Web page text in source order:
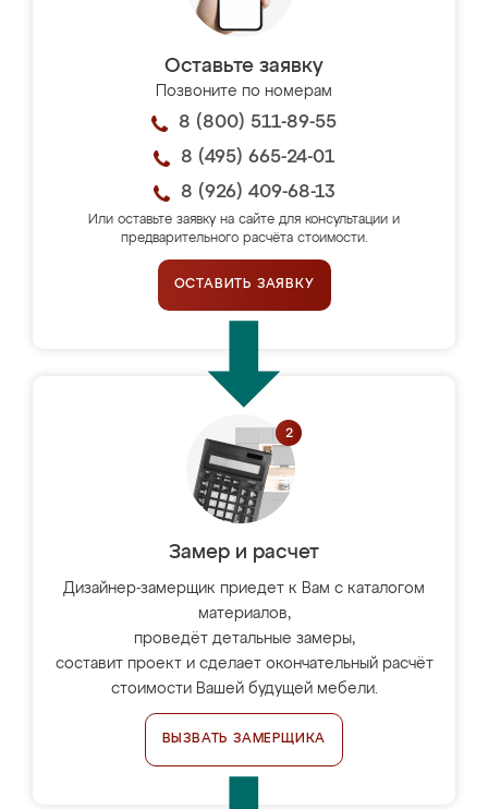
Оставьте заявку
Позвоните по номерам
8 (800) 511-89-55
8 (495) 665-24-01
8 (926) 409-68-13
Или оставьте заявку на сайте для консультации и
предварительного расчёта стоимости.
ОСТАВИТЬ ЗАЯВКУ
Замер и расчет
Дизайнер-замерщик приедет к Вам с каталогом
материалов,
проведёт детальные замеры,
составит проект и сделает окончательный расчёт
стоимости Вашей будущей мебели.
ВЫЗВАТЬ ЗАМЕРЩИКА